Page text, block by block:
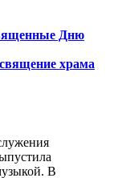
Дню
храма
В